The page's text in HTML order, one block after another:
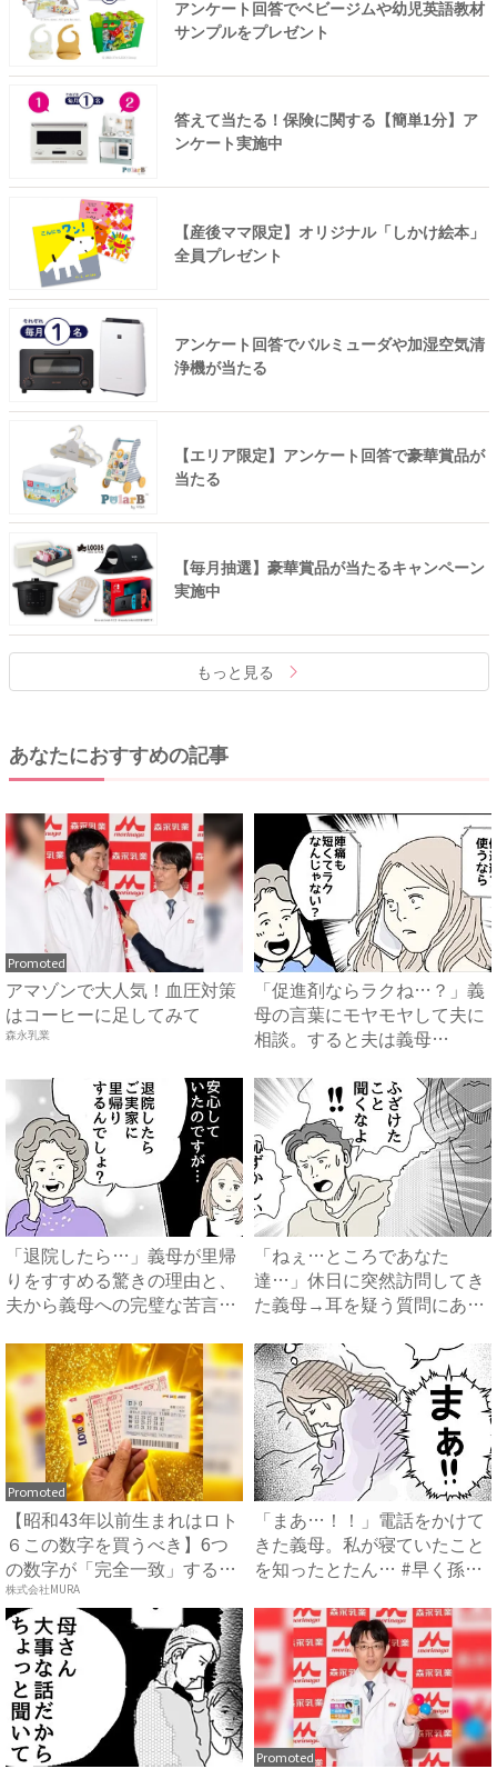
アンケート回答でベビージムや幼児英語教材
サンプルをプレゼント
答えて当たる！保険に関する【簡単1分】ア
ンケート実施中
【産後ママ限定】オリジナル「しかけ絵本」
全員プレゼント
アンケート回答でバルミューダや加湿空気清
浄機が当たる
【エリア限定】アンケート回答で豪華賞品が
当たる
【毎月抽選】豪華賞品が当たるキャンペーン
実施中
もっと見る
あなたにおすすめの記事
Promoted
アマゾンで大人気！血圧対策
はコーヒーに足してみて
森永乳業
「促進剤ならラクね…？」義
母の言葉にモヤモヤして夫に
相談。すると夫は義母
「退院したら…」義母が里帰
りをすすめる驚きの理由と、
夫から義母への完璧な苦言
「ねぇ…ところであなた
達…」休日に突然訪問してき
た義母→耳を疑う質問にあ
Promoted
【昭和43年以前生まれはロト
６この数字を買うべき】6つ
の数字が「完全一致」する
方...
株式会社MURA
「まあ…！！」電話をかけて
きた義母。私が寝ていたこと
を知ったとたん… #早く孫
Promoted